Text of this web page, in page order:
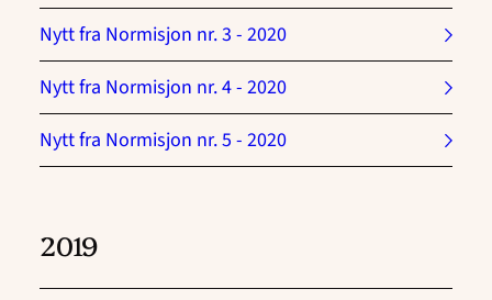
Nytt fra Normisjon nr. 3 - 2020
Nytt fra Normisjon nr. 4 - 2020
Nytt fra Normisjon nr. 5 - 2020
2019